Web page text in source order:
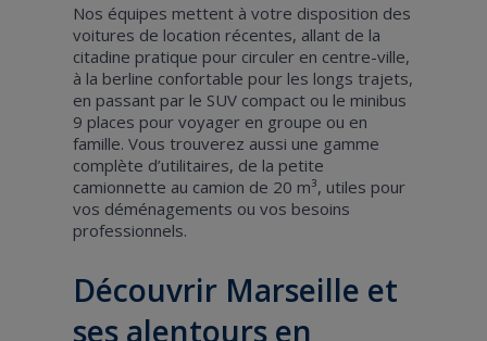
Nos équipes mettent à votre disposition des
voitures de location récentes, allant de la
citadine pratique pour circuler en centre-ville,
à la berline confortable pour les longs trajets,
en passant par le SUV compact ou le minibus
9 places pour voyager en groupe ou en
famille. Vous trouverez aussi une gamme
complète d’utilitaires, de la petite
camionnette au camion de 20 m³, utiles pour
vos déménagements ou vos besoins
professionnels.
Découvrir Marseille et
ses alentours en